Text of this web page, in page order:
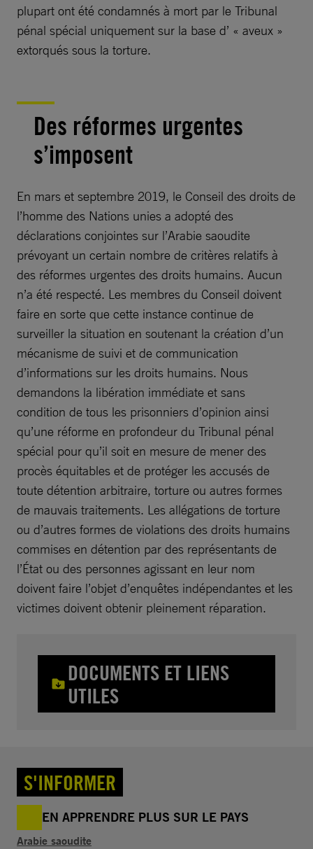
plupart ont été condamnés à mort par le Tribunal
pénal spécial uniquement sur la base d’ « aveux »
extorqués sous la torture.
Des réformes urgentes
s’imposent
En mars et septembre 2019, le Conseil des droits de
l’homme des Nations unies a adopté des
déclarations conjointes sur l’Arabie saoudite
prévoyant un certain nombre de critères relatifs à
des réformes urgentes des droits humains. Aucun
n’a été respecté. Les membres du Conseil doivent
faire en sorte que cette instance continue de
surveiller la situation en soutenant la création d’un
mécanisme de suivi et de communication
d’informations sur les droits humains. Nous
demandons la libération immédiate et sans
condition de tous les prisonniers d’opinion ainsi
qu’une réforme en profondeur du Tribunal pénal
spécial pour qu’il soit en mesure de mener des
procès équitables et de protéger les accusés de
toute détention arbitraire, torture ou autres formes
de mauvais traitements. Les allégations de torture
ou d’autres formes de violations des droits humains
commises en détention par des représentants de
l’État ou des personnes agissant en leur nom
doivent faire l’objet d’enquêtes indépendantes et les
victimes doivent obtenir pleinement réparation.
DOCUMENTS ET LIENS
UTILES
S'INFORMER
EN APPRENDRE PLUS SUR LE PAYS
Arabie saoudite